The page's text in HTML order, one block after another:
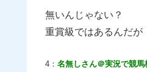
無いんじゃない？
重賞級ではあるんだが
4： 名無しさん＠実況で競馬